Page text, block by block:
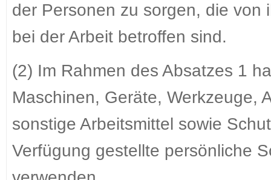
der Personen zu sorgen, die von
bei der Arbeit betroffen sind.
(2) Im Rahmen des Absatzes 1
Maschinen, Geräte, Werkzeuge,
sonstige Arbeitsmittel sowie
Verfügung gestellte persönliche